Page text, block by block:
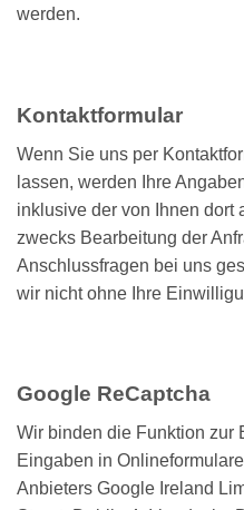
werden.
Kontaktformular
Wenn Sie uns per
lassen, werden Ihre
inklusive der von Ihnen dort
zwecks Bearbeitung der
Anschlussfragen bei uns
wir nicht ohne Ihre
Google ReCaptcha
Wir binden die Funktion zur
Eingaben in
Anbieters Google Ireland